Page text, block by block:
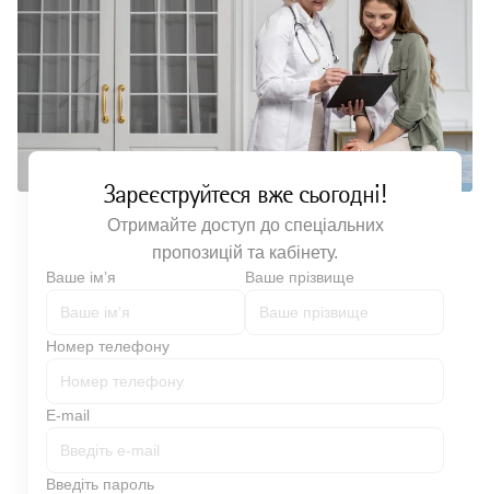
Зареєструйтеся вже сьогодні!
Отримайте доступ до спеціальних
пропозицій та кабінету.
Ваше імʼя Ваше прізвище
Номер телефону
E-mail
Введіть пароль